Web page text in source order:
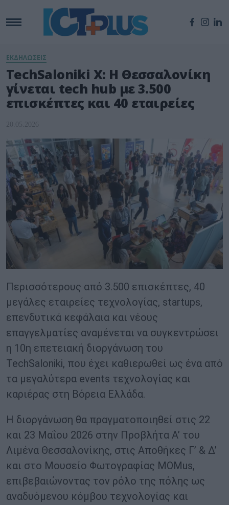
ΕΚΔΗΛΩΣΕΙΣ
TechSaloniki X: Η Θεσσαλονίκη
γίνεται tech hub με 3.500
επισκέπτες και 40 εταιρείες
20.05.2026
Περισσότερους από 3.500 επισκέπτες, 40
μεγάλες εταιρείες τεχνολογίας, startups,
επενδυτικά κεφάλαια και νέους
επαγγελματίες αναμένεται να συγκεντρώσει
η 10η επετειακή διοργάνωση του
TechSaloniki, που έχει καθιερωθεί ως ένα από
τα μεγαλύτερα events τεχνολογίας και
καριέρας στη Βόρεια Ελλάδα.
Η διοργάνωση θα πραγματοποιηθεί στις 22
και 23 Μαΐου 2026 στην Προβλήτα Α’ του
Λιμένα Θεσσαλονίκης, στις Αποθήκες Γ’ & Δ’
και στο Μουσείο Φωτογραφίας MOMus,
επιβεβαιώνοντας τον ρόλο της πόλης ως
αναδυόμενου κόμβου τεχνολογίας και